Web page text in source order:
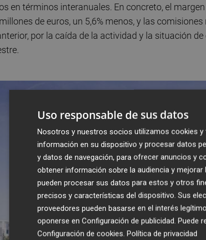
en términos interanuales. En concreto, el
de euros, un 5,6% menos, y las
por la caída de la actividad y la situación
Uso responsable de sus datos
Nosotros y nuestros socios utilizamos cookies
información en su dispositivo y procesar datos
y datos de navegación, para ofrecer anuncios y
obtener información sobre la audiencia y mejorar
pueden procesar sus datos para estos y otros
precisos y características del dispositivo. Sus
proveedores pueden basarse en el interés
oponerse en Configuración de publicidad. Puede
Configuración de cookies. Política de privacidad